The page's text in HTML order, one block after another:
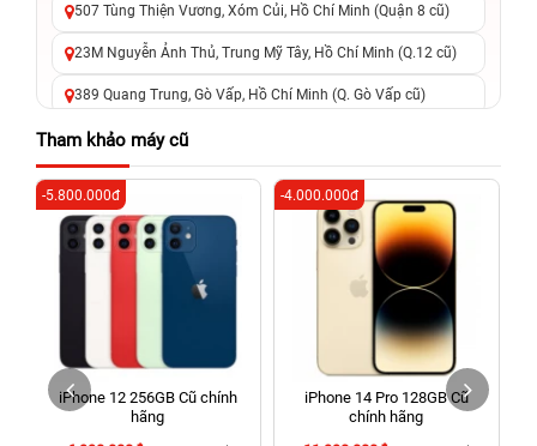
507 Tùng Thiện Vương, Xóm Củi, Hồ Chí Minh (Quận 8 cũ)
23M Nguyễn Ảnh Thủ, Trung Mỹ Tây, Hồ Chí Minh (Q.12 cũ)
389 Quang Trung, Gò Vấp, Hồ Chí Minh (Q. Gò Vấp cũ)
625 - 625A Âu Cơ, Tân Phú, Hồ Chí Minh (Quận Tân Phú cũ)
326 Lê Văn Việt, Tăng Nhơn Phú, Hồ Chí Minh (Q.9 TP. Thủ
Đức cũ)
256 Võ Văn Ngân, Thủ Đức, Hồ Chí Minh (Bình Thọ, TP. Thủ
70 Nguyễn An Ninh, Dĩ An, Hồ Chí Minh (Bình Dương Cũ)
24h Vũng Tàu: 162A Ba Cu, Vũng Tàu, Hồ Chí Minh (TP. Vũng
Tàu cũ)
198 Hoàng Văn Thụ, Tân Sơn Nhất, Hồ Chí Minh (Tân Bình
Tham khảo máy cũ
iPhone 12 256GB Cũ chính
hãng
-5.800.000đ
iPhone 14 Pro 128GB Cũ
chính hãng
-4.000.000đ